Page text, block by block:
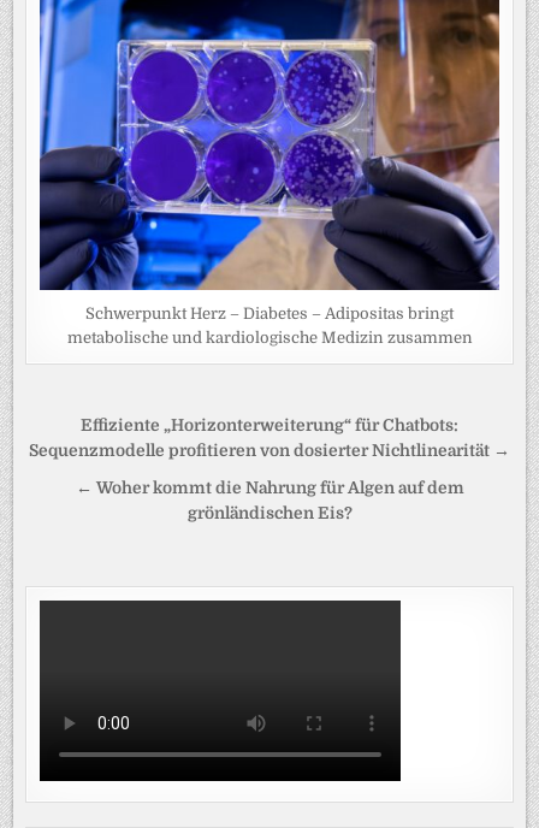
Schwerpunkt Herz – Diabetes – Adipositas bringt
metabolische und kardiologische Medizin zusammen
Beitragsnavigation
Effiziente „Horizonterweiterung“ für Chatbots:
Sequenzmodelle profitieren von dosierter Nichtlinearität →
← Woher kommt die Nahrung für Algen auf dem
grönländischen Eis?